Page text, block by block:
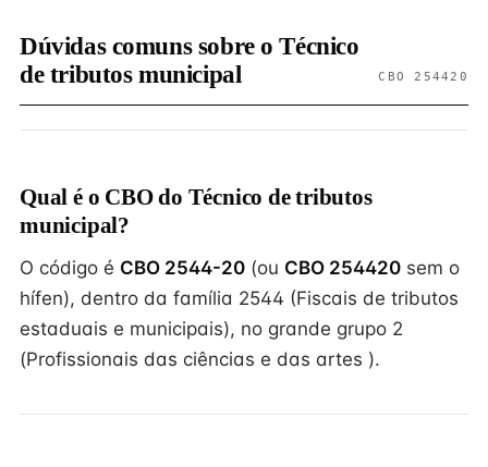
Dúvidas comuns sobre o Técnico
de tributos municipal
CBO 254420
Qual é o CBO do Técnico de tributos
municipal?
O código é CBO 2544-20 (ou CBO 254420 sem o
hífen), dentro da família 2544 (Fiscais de tributos
estaduais e municipais), no grande grupo 2
(Profissionais das ciências e das artes ).